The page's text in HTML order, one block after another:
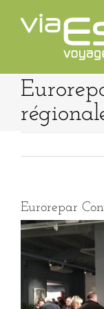
contenu
Eurorepar